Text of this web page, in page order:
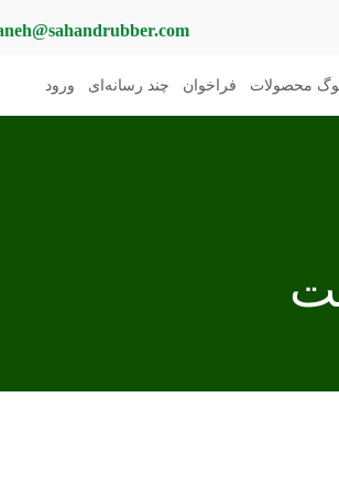
محصولات فراخوان چند رسانه‌ای ورود